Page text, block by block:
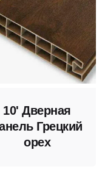
10' Дверная
Грецкий
орех